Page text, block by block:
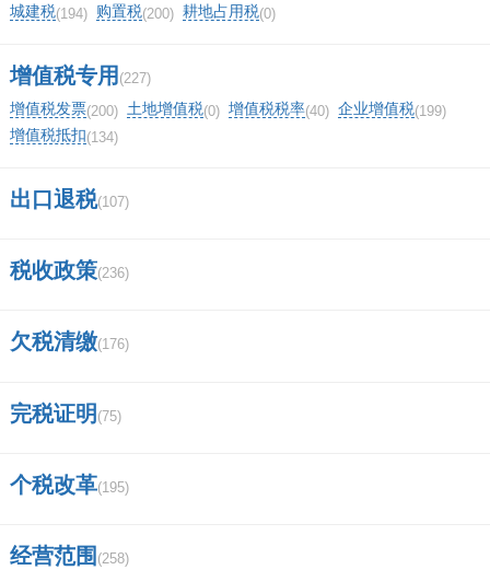
城建税(194) 购置税(200) 耕地占用税(0)
增值税专用 (227)
增值税发票(200) 土地增值税(0) 增值税税率(40) 企业增值税(199)
增值税抵扣(134)
出口退税(107)
税收政策(236)
欠税清缴(176)
完税证明 (75)
个税改革(195)
经营范围 (258)